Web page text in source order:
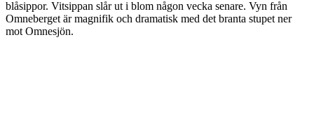
blåsippor. Vitsippan slår ut i blom någon vecka senare. Vyn från
Omneberget är magnifik och dramatisk med det branta stupet ner
mot Omnesjön.